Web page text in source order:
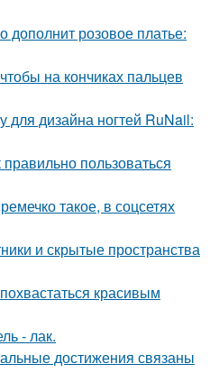
дополнит розовое платье:
на кончиках пальцев
для дизайна ногтей RuNail:
пользоваться
такое, в соцсетях
и скрытые пространства
красивым
- лак.
достижения связаны